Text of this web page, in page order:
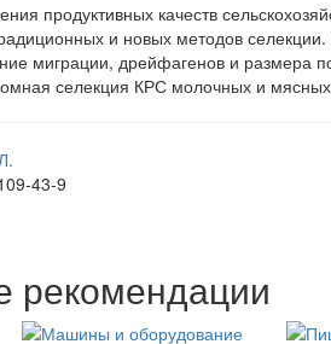
продуктивных качеств
и новых методов
миграции, дрейфагенов и размера
селекция КРС молочных и
43-9
рекомендации